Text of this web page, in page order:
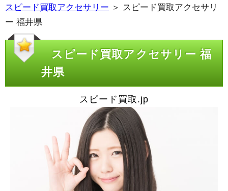
スピード買取アクセサリー ＞ スピード買取アクセサリ
ー 福井県
スピード買取アクセサリー 福
井県
スピード買取.jp